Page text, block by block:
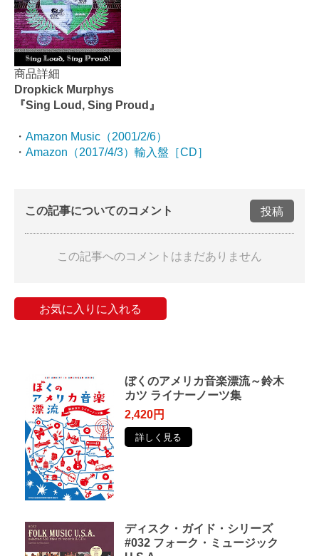
商品詳細
Dropkick Murphys
『Sing Loud, Sing Proud』
・ Amazon Music（2001/2/6）
・ Amazon（2017/4/3）輸入盤［CD］
この記事についてのコメント 投稿
この記事へのコメントはまだありません
お気に入りに入れる
ぼくのアメリカ音楽漂流～鈴木
カツ ライナーノーツ集
2,420円
詳しく見る
ディスク・ガイド・シリーズ
#032 フォーク・ミュージック